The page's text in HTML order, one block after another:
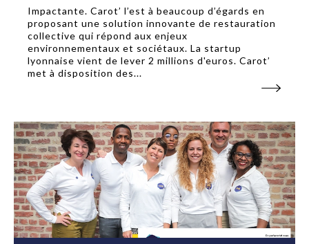
Impactante. Carot’ l’est à beaucoup d’égards en
proposant une solution innovante de restauration
collective qui répond aux enjeux
environnementaux et sociétaux. La startup
lyonnaise vient de lever 2 millions d'euros. Carot’
met à disposition des...